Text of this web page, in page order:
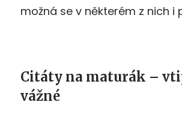
možná se v některém z nich i
Citáty na maturák –
vážné